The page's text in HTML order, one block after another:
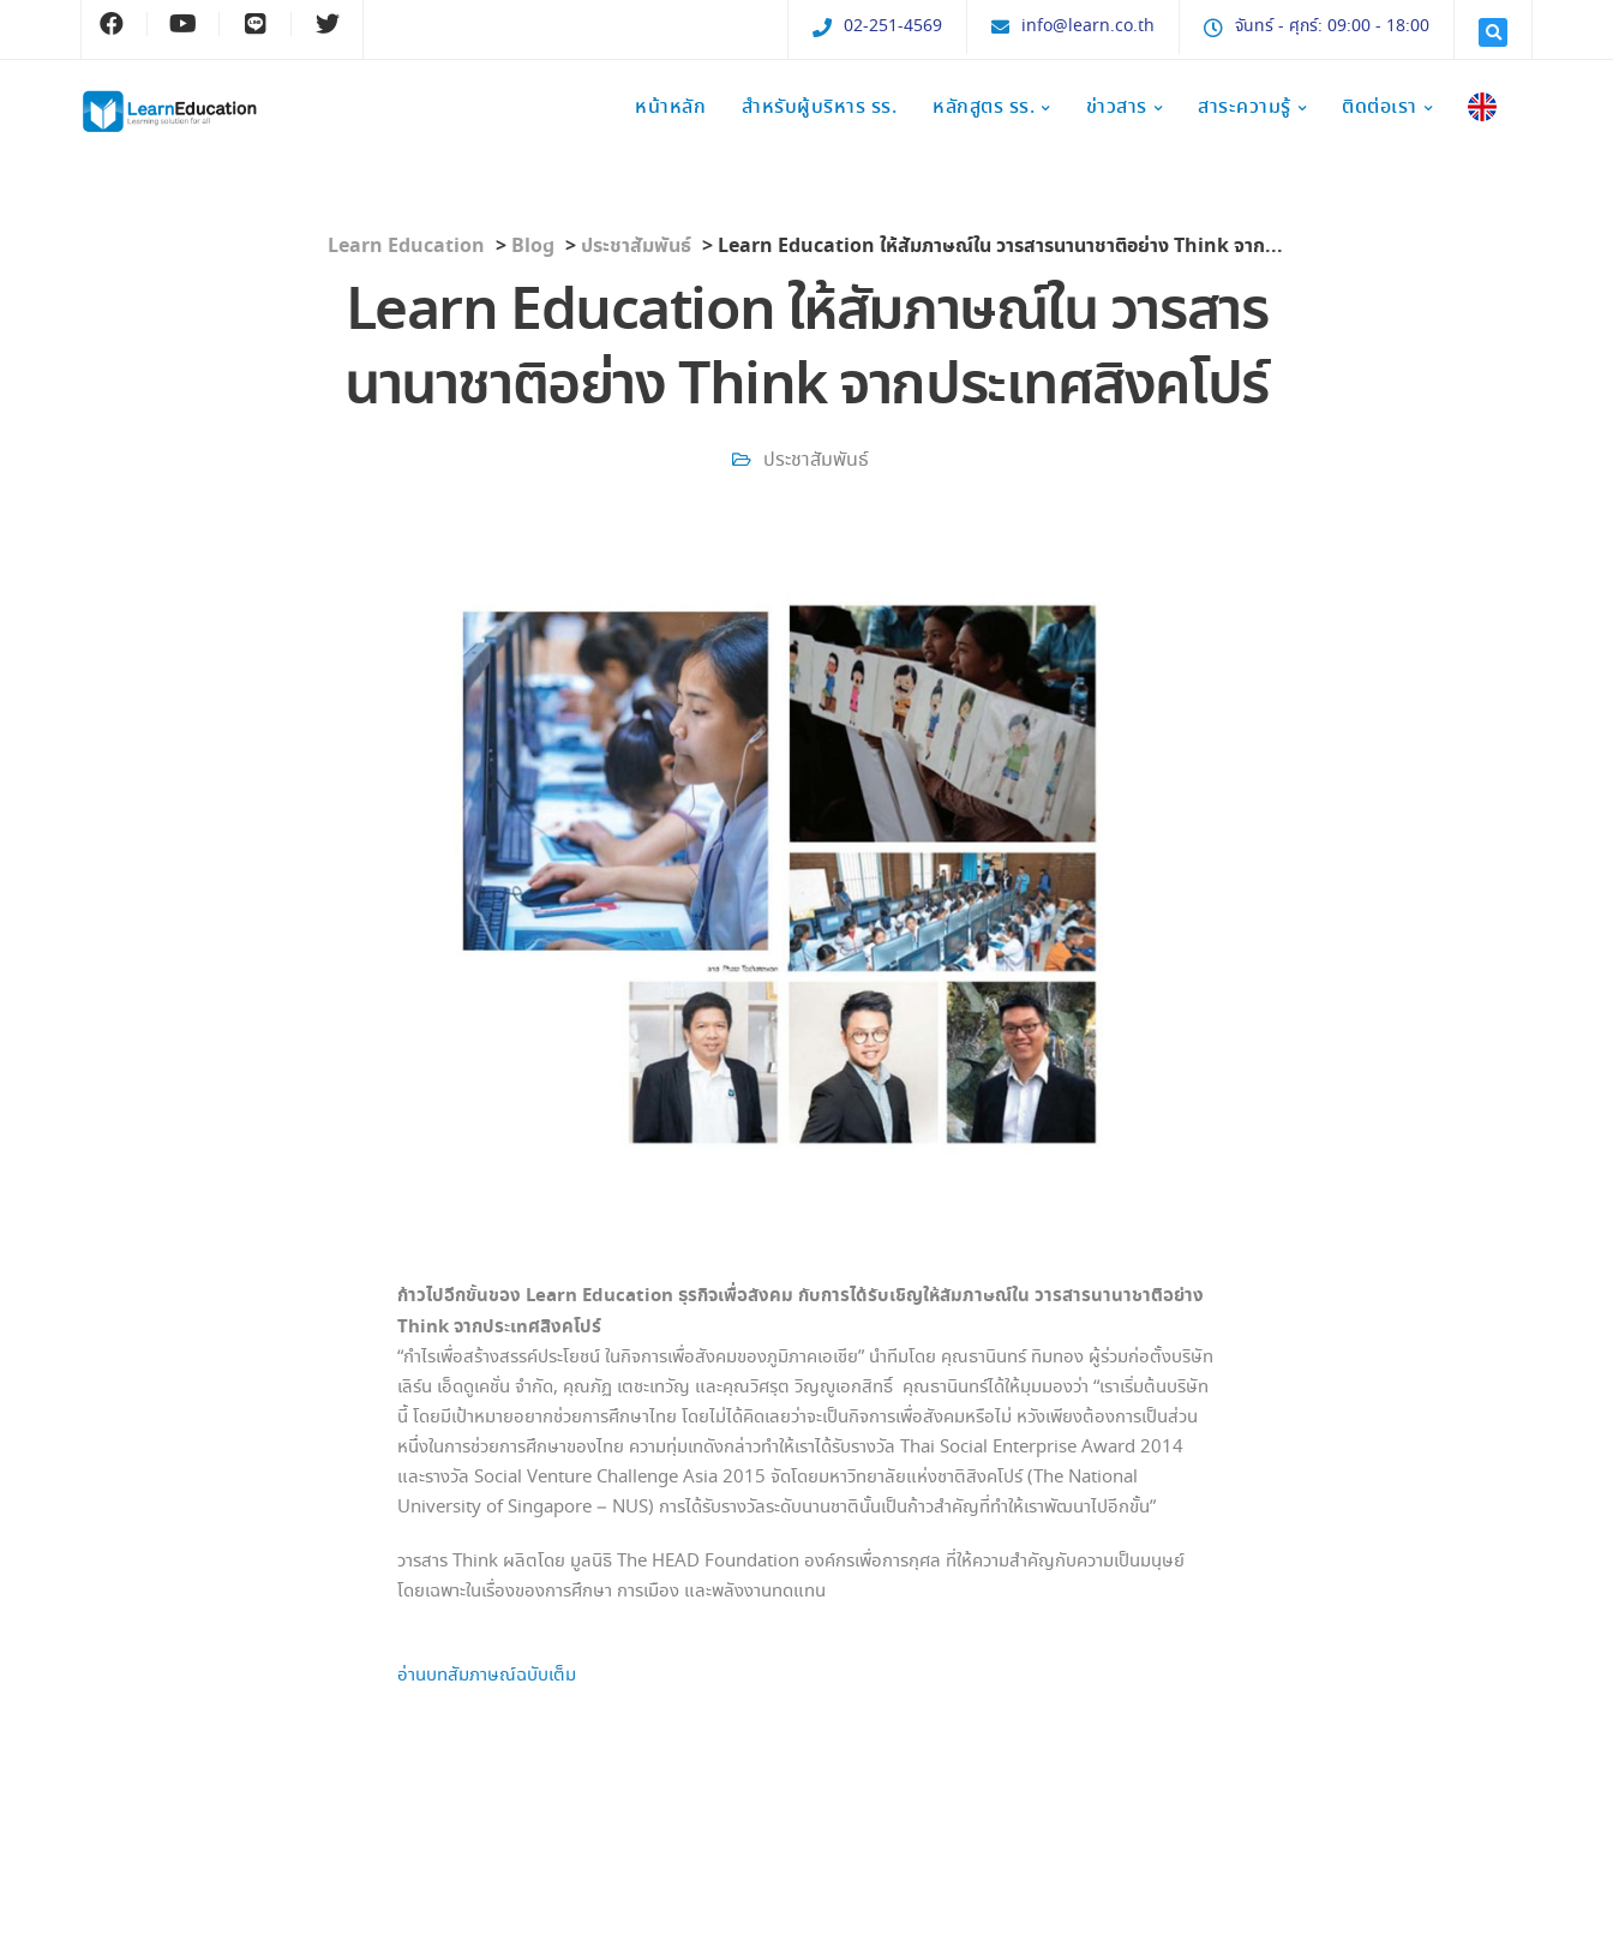
02-251-4569 info@learn.co.th จันทร์ - ศุกร์: 09:00 - 18:00
หน้าหลัก สำหรับผู้บริหาร รร. หลักสูตร รร. ข่าวสาร สาระความรู้ ติดต่อเรา
Learn Education > Blog > ประชาสัมพันธ์ > Learn Education ให้สัมภาษณ์ใน วารสารนานาชาติอย่าง Think จากประเทศสิงคโปร์
Learn Education ให้สัมภาษณ์ใน วารสาร
นานาชาติอย่าง Think จากประเทศสิงคโปร์
ประชาสัมพันธ์
ก้าวไปอีกขั้นของ Learn Education ธุรกิจเพื่อสังคม กับการได้รับเชิญให้สัมภาษณ์ใน วารสารนานาชาติอย่าง
Think จากประเทศสิงคโปร์
“กำไรเพื่อสร้างสรรค์ประโยชน์ ในกิจการเพื่อสังคมของภูมิภาคเอเชีย” นำทีมโดย คุณธานินทร์ ทิมทอง ผู้ร่วมก่อตั้งบริษัท
เลิร์น เอ็ดดูเคชั่น จำกัด, คุณภัฏ เตชะเทวัญ และคุณวิศรุต วิญญูเอกสิทธิ์ คุณธานินทร์ได้ให้มุมมองว่า “เราเริ่มต้นบริษัท
นี้ โดยมีเป้าหมายอยากช่วยการศึกษาไทย โดยไม่ได้คิดเลยว่าจะเป็นกิจการเพื่อสังคมหรือไม่ หวังเพียงต้องการเป็นส่วน
หนึ่งในการช่วยการศึกษาของไทย ความทุ่มเทดังกล่าวทำให้เราได้รับรางวัล Thai Social Enterprise Award 2014
และรางวัล Social Venture Challenge Asia 2015 จัดโดยมหาวิทยาลัยแห่งชาติสิงคโปร์ (The National
University of Singapore – NUS) การได้รับรางวัลระดับนานชาตินั้นเป็นก้าวสำคัญที่ทำให้เราพัฒนาไปอีกขั้น”
วารสาร Think ผลิตโดย มูลนิธิ The HEAD Foundation องค์กรเพื่อการกุศล ที่ให้ความสำคัญกับความเป็นมนุษย์
โดยเฉพาะในเรื่องของการศึกษา การเมือง และพลังงานทดแทน
อ่านบทสัมภาษณ์ฉบับเต็ม